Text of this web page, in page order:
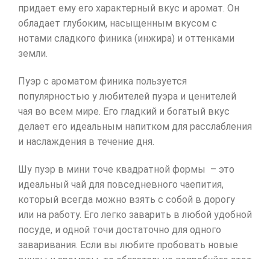
придает ему его характерный вкус и аромат. Он
обладает глубоким, насыщенным вкусом с
нотами сладкого финика (инжира) и оттенками
земли.
Пуэр с ароматом финика пользуется
популярностью у любителей пуэра и ценителей
чая во всем мире. Его гладкий и богатый вкус
делает его идеальным напитком для расслабления
и наслаждения в течение дня.
Шу пуэр в мини точе квадратной формы – это
идеальный чай для повседневного чаепития,
который всегда можно взять с собой в дорогу
или на работу. Его легко заварить в любой удобной
посуде, и одной точи достаточно для одного
заваривания. Если вы любите пробовать новые